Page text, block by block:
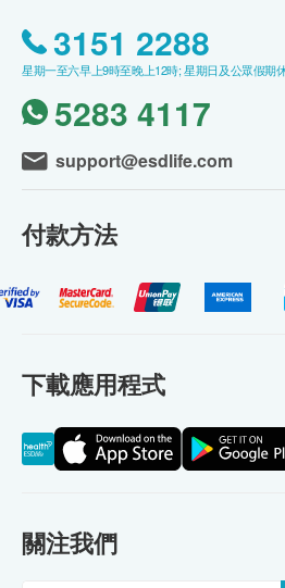
3151 2288
星期一至六早上9時至晚上12時; 星期日及公眾假期
5283 4117
support@esdlife.com
付款方法
下載應用程式
關注我們